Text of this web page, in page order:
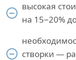
высокая
на 15−20%
створки —